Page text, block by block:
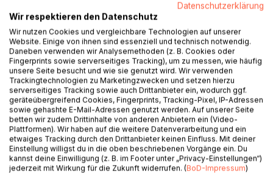
BESCHREIBUNG
Julie Tilany interpretiert die Projektfakten einer Pariser
Glasfirma literarisch.
Ariana präsentiert ihr ihre neuesten medizinischen
Forschungsergebnisse und digitalen Erfindungen.
Das wichtigste Thema wurde nicht erwähnt:
apercevoir et sourire
Julie Tilany interpretes the project facts of a glass
company in Paris.
Ariana presents her latest medical research results and
Datenschutzerklärung
Wir respektieren den Datenschutz
Wir nutzen Cookies und vergleichbare Technologien auf unserer
Website. Einige von ihnen sind essenziell und technisch notwendig.
Daneben verwenden wir Analysemethoden (z. B. Cookies oder
Fingerprints sowie serverseitiges Tracking), um zu messen, wie häufig
unsere Seite besucht und wie sie genutzt wird. Wir verwenden
Trackingtechnologien zu Marketingzwecken und setzen hierzu
serverseitiges Tracking sowie auch Drittanbieter ein, wodurch ggf.
geräteübergreifend Cookies, Fingerprints, Tracking-Pixel, IP-Adressen
sowie gehashte E-Mail-Adressen genutzt werden. Auf unserer Seite
betten wir zudem Drittinhalte von anderen Anbietern ein (Video-
Plattformen). Wir haben auf die weitere Datenverarbeitung und ein
etwaiges Tracking durch den Drittanbieter keinen Einfluss. Mit deiner
Einstellung willigst du in die oben beschriebenen Vorgänge ein. Du
kannst deine Einwilligung (z. B. im Footer unter „Privacy-Einstellungen“)
jederzeit mit Wirkung für die Zukunft widerrufen. (BoD-Impressum)